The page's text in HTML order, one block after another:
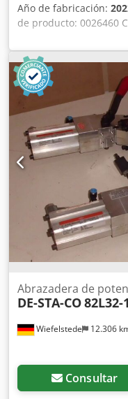
Año de fabricación:
de producto: 0026460
Kuiper Modelo: Soror
Longitud: 2700 mm
Tensión de conexión
fabricación: 2022
grasa. Incluye 3 cubas
de desbaste.
Wiefelstede 12.306
Abrazadera de
DE-STA-CO82L32-
Consultar